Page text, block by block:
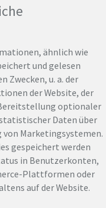
ähnlich wie
und gelesen
Zwecken, u. a. der
der Website, der
optionaler
Daten über
Marketingsystemen.
gespeichert werden
in Benutzerkonten,
Plattformen oder
auf der Website.